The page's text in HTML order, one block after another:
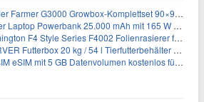
G3000 Growbox-Komplettset 90×90×180 cm für 379,99€
Powerbank 25.000 mAh mit 165 W refurbished für 58,39€
F4 Style Series F4002 Folienrasierer für 18,99€
Futterbox 20 kg / 54 l Tierfutterbehälter mit Rollen für 19,99€
eSIM mit 5 GB Datenvolumen kostenlos für Windscribe-Pro-Nutzer